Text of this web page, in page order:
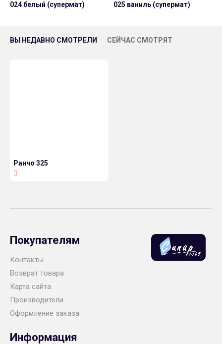
024 белый (супермат) 025 ваниль (супермат)
ВЫ НЕДАВНО СМОТРЕЛИ СЕЙЧАС СМОТРЯТ
Ранчо 325
Покупателям
Контакты
Возврат товара
Карта сайта
Производители
Оформление заказа
Информация